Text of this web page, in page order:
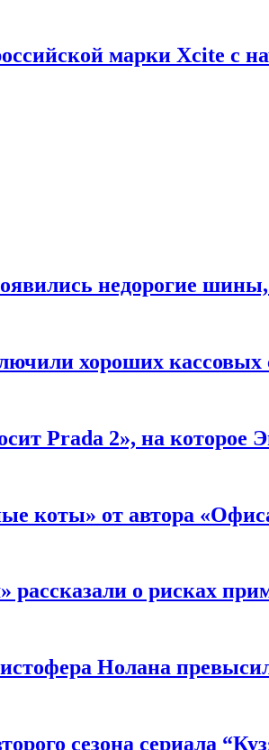
марки Xcite с
недорогие
хороших кассовых
Prada 2», на которое
коты» от автора
о рисках
Нолана
сезона сериала